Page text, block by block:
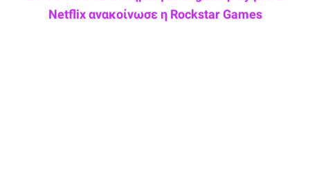
Netflix ανακοίνωσε η Rockstar Games